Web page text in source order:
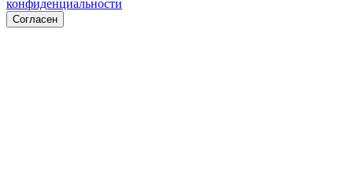
конфиденциальности
Согласен